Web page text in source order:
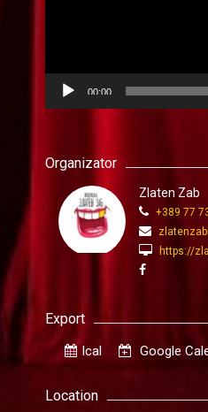
00:00
Organizator
Zlaten Zab
+389 77
https://
Export
Ical Google
Location